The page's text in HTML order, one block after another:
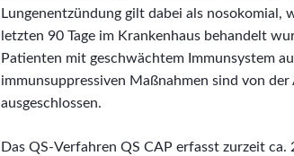
Lungenentzündung gilt dabei als
letzten 90 Tage im Krankenhaus behandelt
Patienten mit geschwächtem Immunsystem
immunsuppressiven Maßnahmen sind von
ausgeschlossen.
Das QS-Verfahren QS CAP erfasst zurzeit